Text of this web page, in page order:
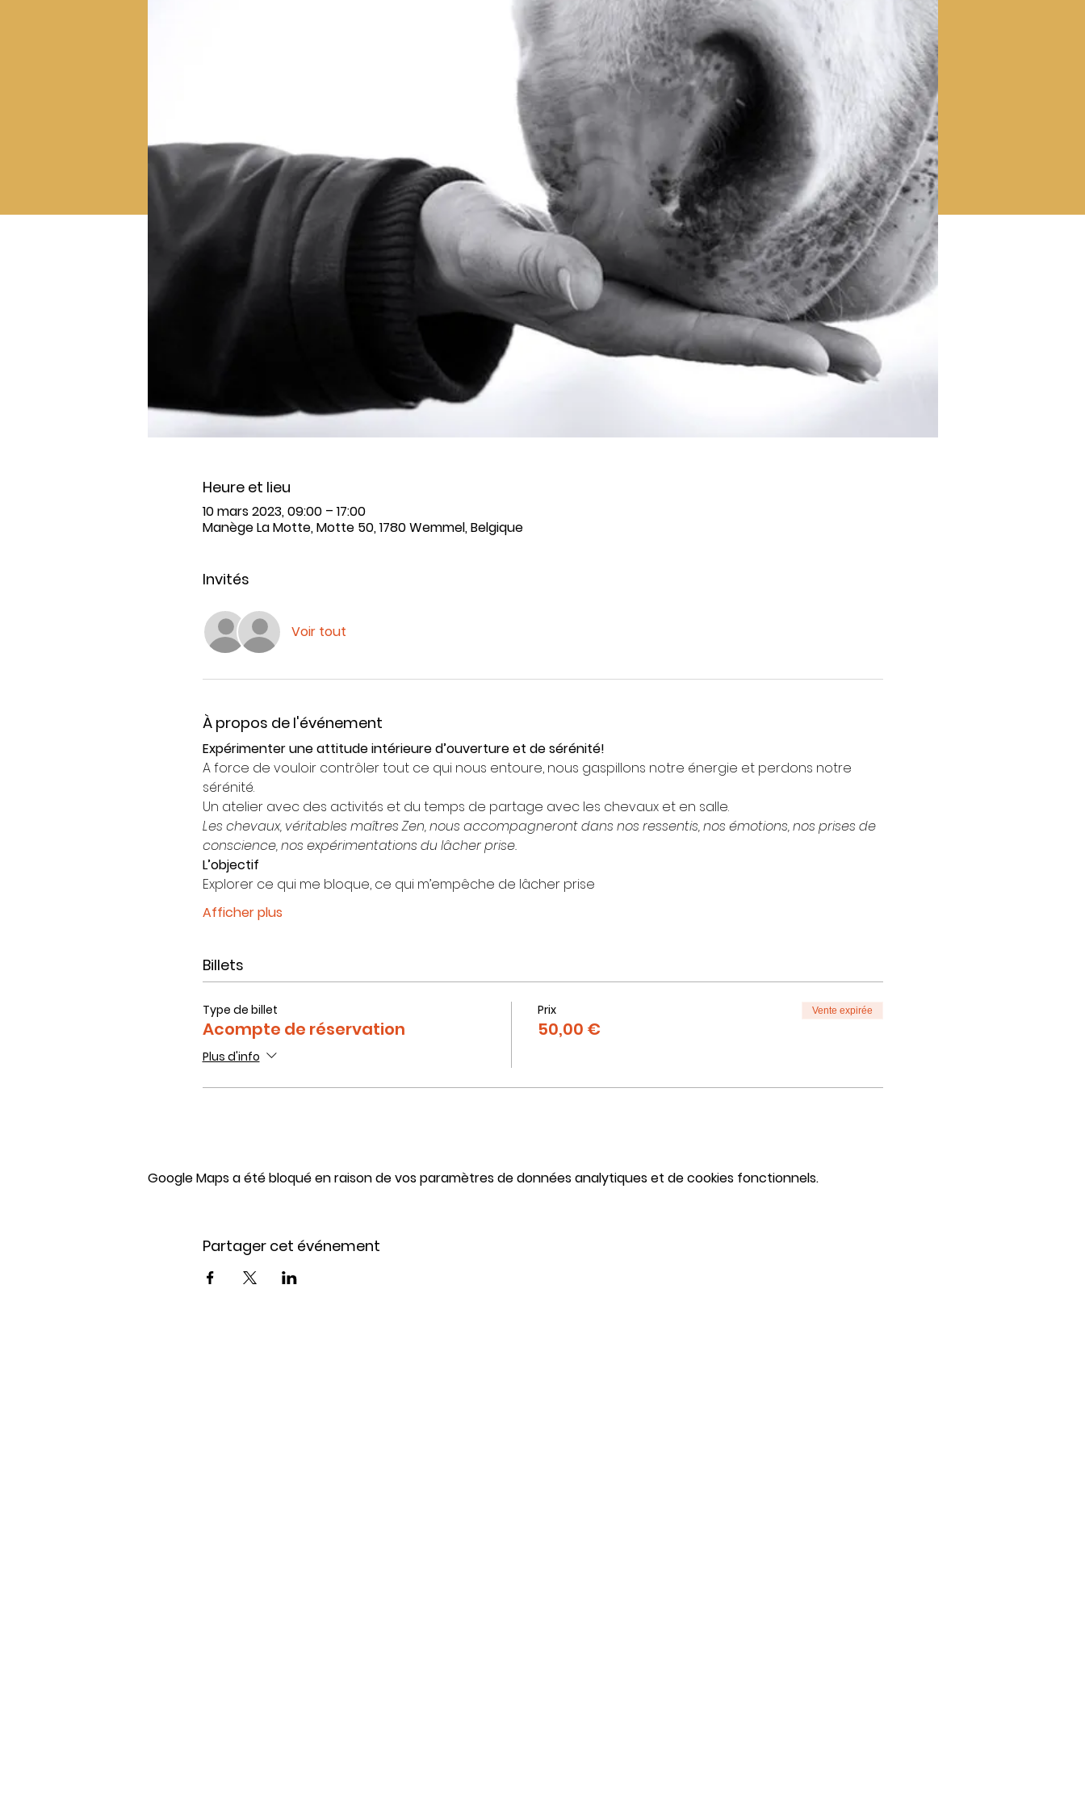
Heure et lieu
10 mars 2023, 09:00 – 17:00
Manège La Motte, Motte 50, 1780 Wemmel, Belgique
Invités
Voir tout
À propos de l'événement
Expérimenter une attitude intérieured’ouverture et de sérénité!
A force de vouloir contrôler tout ce qui nous entoure, nous gaspillons notre énergie et perdons notre
sérénité.
Un atelier avec des activités et du temps de partage avec les chevaux et en salle.
Les chevaux, véritables maîtres Zen, nous accompagneront dans nos ressentis, nos émotions, nos prises de
conscience, nos expérimentations du lâcher prise.
L’objectif
Explorer ce qui me bloque, ce qui m’empêche de lâcher prise
Afficher plus
Billets
Type de billet
Acompte de réservation
Plus d'info
Prix
50,00 €
Vente expirée
Google Maps a été bloqué en raison de vos paramètres de données analytiques et de cookies fonctionnels.
Partager cet événement